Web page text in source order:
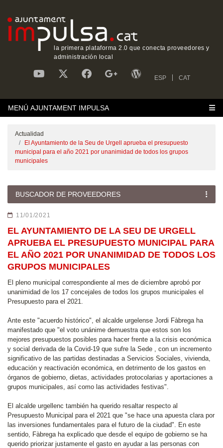
la primera plataforma 2.0 que conecta proveedores y
administración local
ESP CAT
MENÚ AJUNTAMENT IMPULSA
Actualidad
El Ayuntamiento de la Seu de Urgell aprueba el presupuesto
municipal para el año 2021 por unanimidad de todos los grupos
municipales
BUSCADOR DE PROVEEDORES
11/01/2021
EL AYUNTAMIENTO DE LA SEU DE URGELL
APRUEBA EL PRESUPUESTO MUNICIPAL PARA
EL AÑO 2021 POR UNANIMIDAD DE TODOS LOS
GRUPOS MUNICIPALES
El pleno municipal correspondiente al mes de diciembre aprobó por
unanimidad de los 17 concejales de todos los grupos municipales el
Presupuesto para el 2021.
Ante este "acuerdo histórico", el alcalde urgelense Jordi Fàbrega ha
manifestado que "el voto unánime demuestra que estos son los
mejores presupuestos posibles para hacer frente a la crisis económica
y social derivada de la Covid-19 que sufre la Sede , con un incremento
significativo de las partidas destinadas a Servicios Sociales, vivienda,
educación y reactivación económica, en detrimento de los gastos en
órganos de gobierno, dietas, actividades protocolarias y aportaciones a
grupos municipales, así como las actividades festivas".
El alcalde urgellenc también ha querido resaltar respecto al
Presupuesto Municipal para el 2021 que "se hace una apuesta clara por
las inversiones fundamentales para el futuro de la ciudad". En este
sentido, Fàbrega ha explicado que desde el equipo de gobierno se ha
querido priorizar justamente el gasto en ayudar a las personas con